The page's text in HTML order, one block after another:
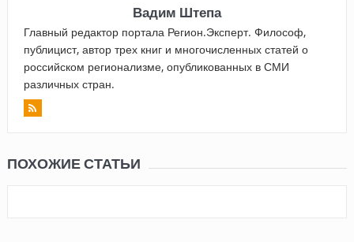
Вадим Штепа
Главный редактор портала Регион.Эксперт. Философ,
публицист, автор трех книг и многочисленных статей о
российском регионализме, опубликованных в СМИ
различных стран.
ПОХОЖИЕ СТАТЬИ